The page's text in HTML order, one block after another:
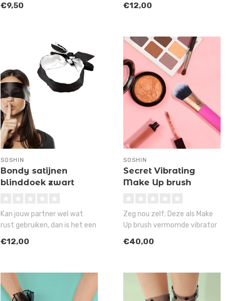
hands..
€9,50
lange handsc..
€12,00
SOSHIN
Bondy satijnen
blinddoek zwart
Kan jouw partner wel wat
rust gebruiken, dan is het een
€12,00
SOSHIN
Secret Vibrating
Make Up brush
Zeg nou zelf; Deze als Make
Up brush vermomde vibrator
€40,00